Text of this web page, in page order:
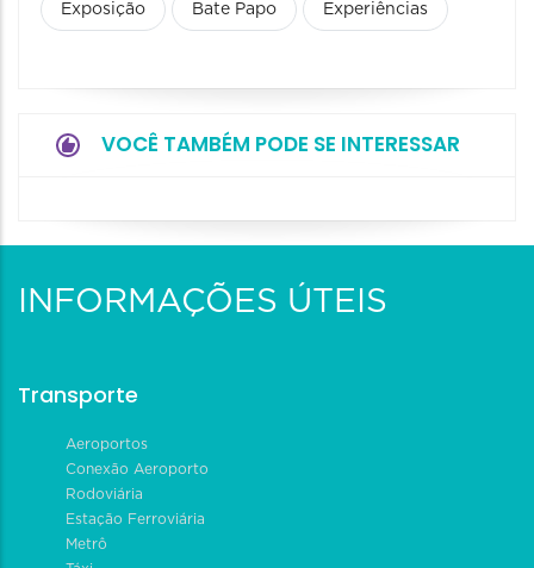
Exposição Bate Papo Experiências
VOCÊ TAMBÉM PODE SE INTERESSAR
INFORMAÇÕES ÚTEIS
Transporte
Aeroportos
Conexão Aeroporto
Rodoviária
Estação Ferroviária
Metrô